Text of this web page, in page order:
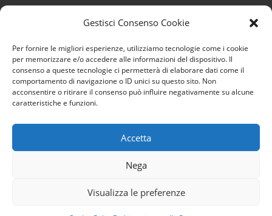
Gestisci Consenso Cookie
Per fornire le migliori esperienze, utilizziamo tecnologie come i cookie
per memorizzare e/o accedere alle informazioni del dispositivo. Il
consenso a queste tecnologie ci permetterà di elaborare dati come il
comportamento di navigazione o ID unici su questo sito. Non
acconsentire o ritirare il consenso può influire negativamente su alcune
caratteristiche e funzioni.
Accetta
Nega
Visualizza le preferenze
Dichiarazione di accessibilità
Credits